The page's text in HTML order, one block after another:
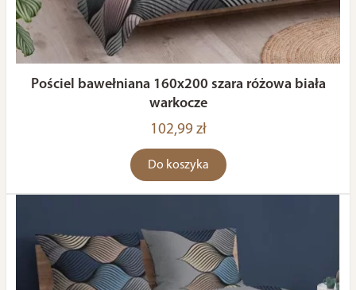
Pościel bawełniana 160x200 szara różowa biała
warkocze
102,99 zł
Do koszyka